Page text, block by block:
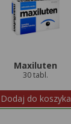
Maxiluten
30 tabl.
Dodaj do koszyka